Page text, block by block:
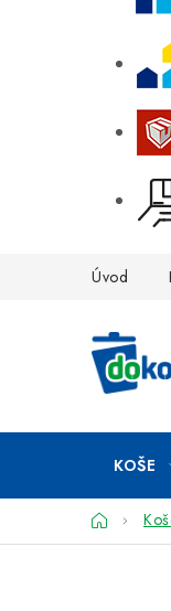
Úvod
KOŠE
Domů